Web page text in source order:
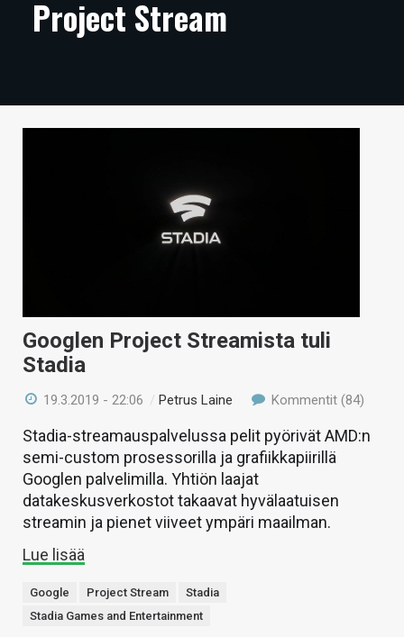
ARTIKKELIT
TECHBBS
HAKU
Project Stream
Googlen Project Streamista tuli
Stadia
19.3.2019 - 22:06 /Petrus Laine Kommentit (84)
Stadia-streamauspalvelussa pelit pyörivät AMD:n
semi-custom prosessorilla ja grafiikkapiirillä
Googlen palvelimilla. Yhtiön laajat
datakeskusverkostot takaavat hyvälaatuisen
streamin ja pienet viiveet ympäri maailman.
Lue lisää
Google Project Stream
Stadia
Stadia Games and Entertainment